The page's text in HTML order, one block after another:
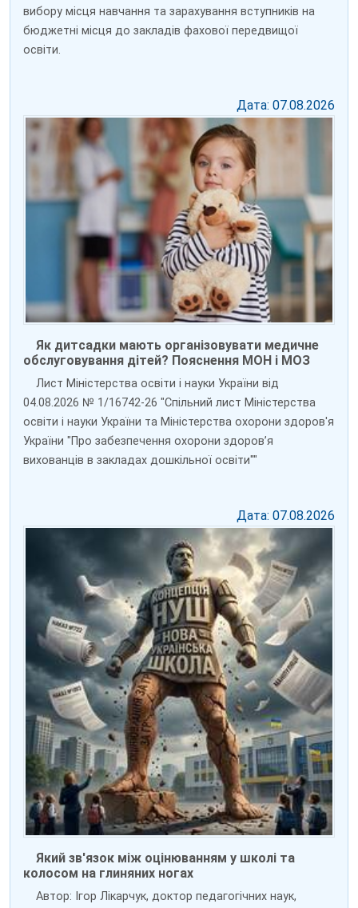
вибору місця навчання та зарахування вступників на
бюджетні місця до закладів фахової передвищої
освіти.
Дата: 07.08.2026
Як дитсадки мають організовувати медичне
обслуговування дітей? Пояснення МОН і МОЗ
Лист Міністерства освіти і науки України від
04.08.2026 № 1/16742-26 "Спільний лист Міністерства
освіти і науки України та Міністерства охорони здоров'я
України "Про забезпечення охорони здоров’я
вихованців в закладах дошкільної освіти""
Дата: 07.08.2026
Який зв'язок між оцінюванням у школі та
колосом на глиняних ногах
Автор: Ігор Лікарчук, доктор педагогічних наук,